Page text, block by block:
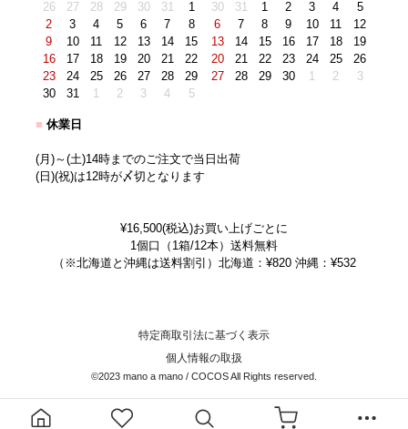
26
27 28 29 30 31
1
2
3 4 5 6 7
8
9
10 11 12 13 14
15
16
17 18 19 20 21
22
23
24 25 26 27 28
29
30
31 1 2 3 4 5
30
31 1 2 3 4
5
6
7 8 9 10 11
12
13
14 15 16 17 18
19
20
21 22 23 24 25
26
27
28 29 30 1 2 3
■ 休業日
(月)～(土)14時までのご注文で当日出荷
(日)(祝)は12時が〆切となります
¥16,500(税込)お買い上げごとに
1個口（1箱/12本）送料無料
（※北海道と沖縄は送料割引）北海道：¥820 沖縄：¥532
特定商取引法に基づく表示
個人情報の取扱
©2023 mano a mano / COCOS All Rights reserved.